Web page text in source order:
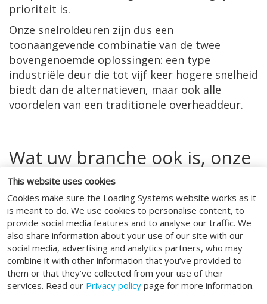
This website uses cookies
Cookies make sure the Loading Systems website works as it
is meant to do. We use cookies to personalise content, to
provide social media features and to analyse our traffic. We
also share information about your use of our site with our
social media, advertising and analytics partners, who may
combine it with other information that you’ve provided to
them or that they’ve collected from your use of their
services. Read our Privacy policy page for more information.
prioriteit is.
Onze snelroldeuren zijn dus een
toonaangevende combinatie van de twee
bovengenoemde oplossingen: een type
industriële deur die tot vijf keer hogere snelheid
biedt dan de alternatieven, maar ook alle
voordelen van een traditionele overheaddeur.
Wat uw branche ook is, onze
snelloop sectionale
overheaddeuren kunnen een
aantrekkelijke investering
zijn!